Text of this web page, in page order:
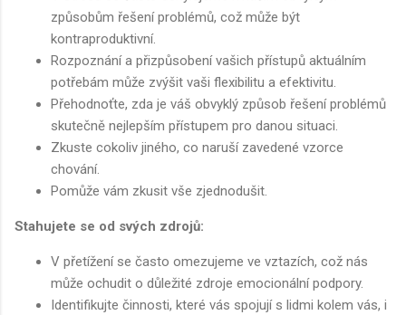
způsobům řešení problémů, což může být
kontraproduktivní.
Rozpoznání a přizpůsobení vašich přístupů aktuálním
potřebám může zvýšit vaši flexibilitu a efektivitu.
Přehodnoťte, zda je váš obvyklý způsob řešení problémů
skutečně nejlepším přístupem pro danou situaci.
Zkuste cokoliv jiného, co naruší zavedené vzorce
chování.
Pomůže vám zkusit vše zjednodušit.
Stahujete se od svých zdrojů:
V přetížení se často omezujeme ve vztazích, což nás
může ochudit o důležité zdroje emocionální podpory.
Identifikujte činnosti, které vás spojují s lidmi kolem vás, i